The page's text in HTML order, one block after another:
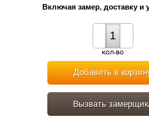
Включая замер, доставку и
КОЛ-ВО
Добавить в
Вызвать